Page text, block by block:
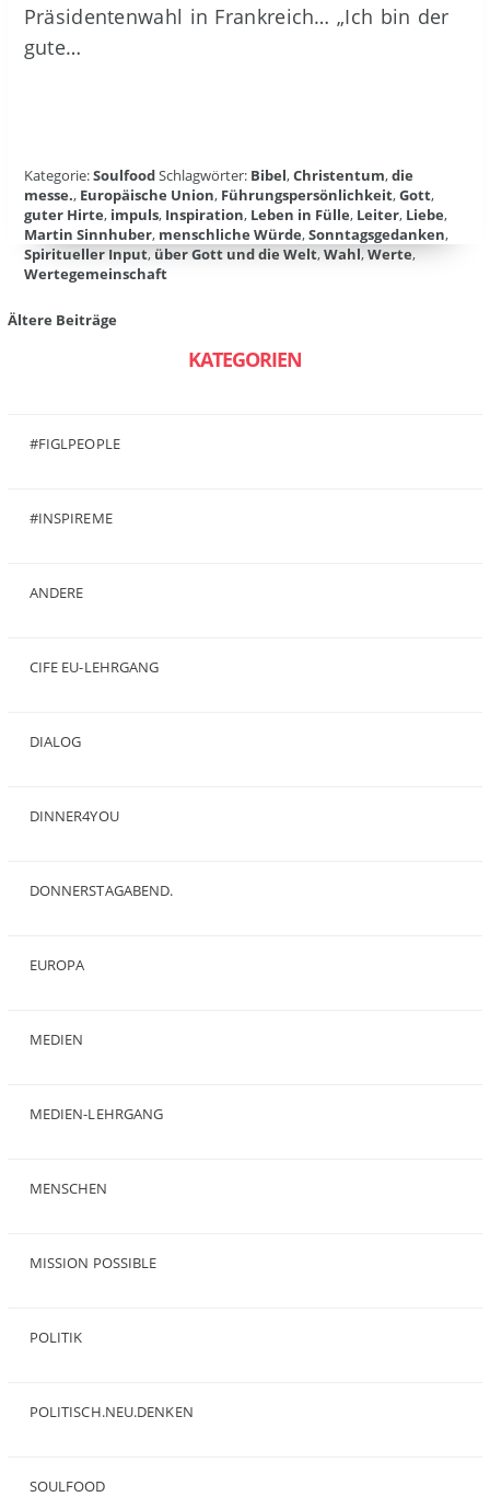
Präsidentenwahl in Frankreich… „Ich bin der
gute…
Kategorie:SoulfoodSchlagwörter: Bibel,Christentum,die
messe., Europäische Union, Führungspersönlichkeit,Gott,
guter Hirte, impuls, Inspiration, Leben in Fülle, Leiter, Liebe,
Martin Sinnhuber, menschliche Würde,Sonntagsgedanken,
Spiritueller Input,über Gott und die Welt,Wahl,Werte,
Wertegemeinschaft
Beitragsnavigation
Ältere Beiträge
KATEGORIEN
#FIGLPEOPLE
#INSPIREME
ANDERE
CIFE EU-LEHRGANG
DIALOG
DINNER4YOU
DONNERSTAGABEND.
EUROPA
MEDIEN
MEDIEN-LEHRGANG
MENSCHEN
MISSION POSSIBLE
POLITIK
POLITISCH.NEU.DENKEN
SOULFOOD